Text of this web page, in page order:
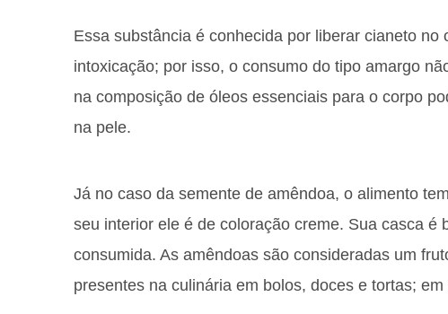
Essa substância é conhecida por liberar cianeto
intoxicação; por isso, o consumo do tipo amargo
na composição de óleos essenciais para o corpo
na pele.
Já no caso da semente de amêndoa, o alimento
seu interior ele é de coloração creme. Sua casca é
consumida. As amêndoas são consideradas um
presentes na culinária em bolos, doces e tortas;